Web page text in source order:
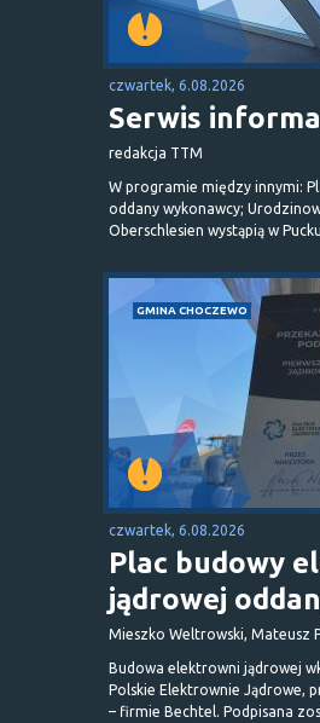
czwartek, 6.08.2026
Serwis
redakcja TTM
W programie między innymi:
oddany wykonawcy;
Oberschlesien wystąpią w Pucku
GMINA CHOCZEWO
czwartek, 6.08.2026
Plac budowy
jądrowej
Mieszko Weltrowski, Mateusz
Budowa elektrowni jądrowej
Polskie Elektrownie Jądrowe,
– firmie Bechtel. Podpisana